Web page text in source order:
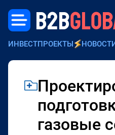
B2B
ИНВЕСТПРОЕКТЫ
газовые